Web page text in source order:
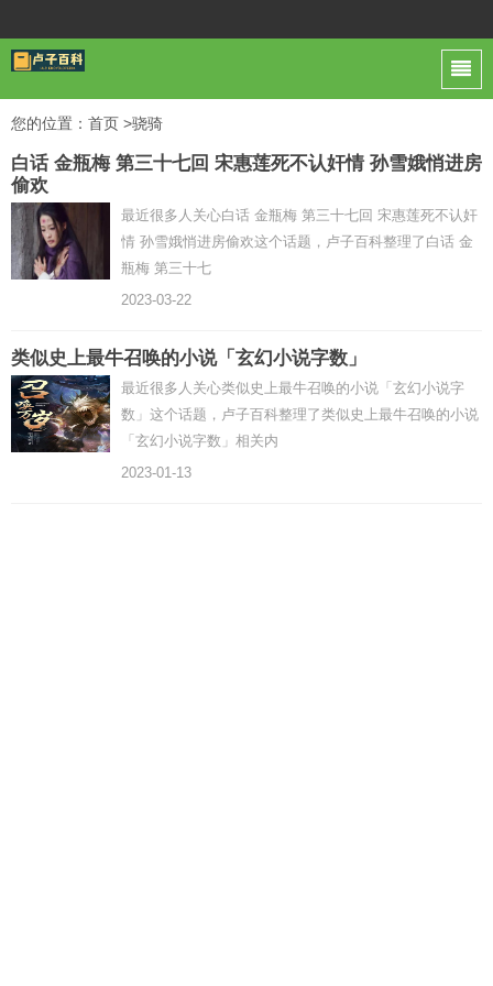
您的位置： 首页 >骁骑
白话 金瓶梅 第三十七回 宋惠莲死不认奸情 孙雪娥悄进房
偷欢
最近很多人关心白话 金瓶梅 第三十七回 宋惠莲死不认奸
情 孙雪娥悄进房偷欢这个话题，卢子百科整理了白话 金
瓶梅 第三十七
2023-03-22
类似史上最牛召唤的小说「玄幻小说字数」
最近很多人关心类似史上最牛召唤的小说「玄幻小说字
数」这个话题，卢子百科整理了类似史上最牛召唤的小说
「玄幻小说字数」相关内
2023-01-13